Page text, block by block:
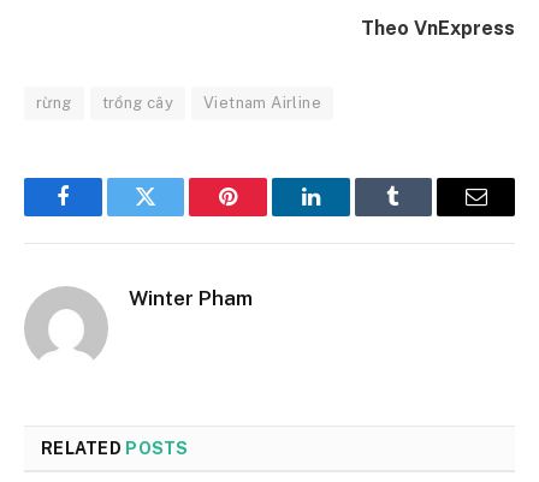
Theo VnExpress
rừng trồng cây Vietnam Airline
FacebookTwitter Pinterest LinkedInTumblr Email
Winter Pham
RELATED POSTS